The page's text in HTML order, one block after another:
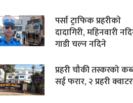
पर्सा ट्राफिक प्रहरीकाे
दादागिरी, महिनवारी
गाडी चल्न नदिने
प्रहरी चौकी तस्करको
सई फरार, २ प्रहरी